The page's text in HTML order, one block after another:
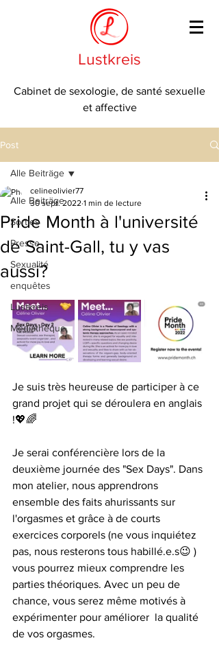
Lustkreis
Cabinet de sexologie, de santé sexuelle
et affective
Post
Alle Beiträge
Sorties
Presse
Sexualité
enquêtes
Lustkreis
Médiathèque
Alle Beiträge
Pride Month à l'université
de Saint-Gall, tu y vas
aussi?
celineolivier77
30 sept. 2022 1 min de lecture
Je suis très heureuse de participer à ce
grand projet qui se déroulera en anglais
!💖🌈
Je serai conférencière lors de la
deuxième journée des "Sex Days". Dans
mon atelier, nous apprendrons
ensemble des faits ahurissants sur
l'orgasmes et grâce à de courts
exercices corporels (ne vous inquiétez
pas, nous resterons tous habillé.e.s😉 )
vous pourrez mieux comprendre les
parties théoriques. Avec un peu de
chance, vous serez même motivés à
expérimenter pour améliorer  la qualité
de vos orgasmes.